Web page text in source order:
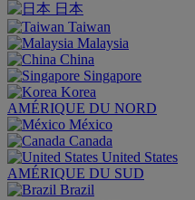
日本
Taiwan
Malaysia
China
Singapore
Korea
AMÉRIQUE DU NORD
México
Canada
United States
AMÉRIQUE DU SUD
Brazil